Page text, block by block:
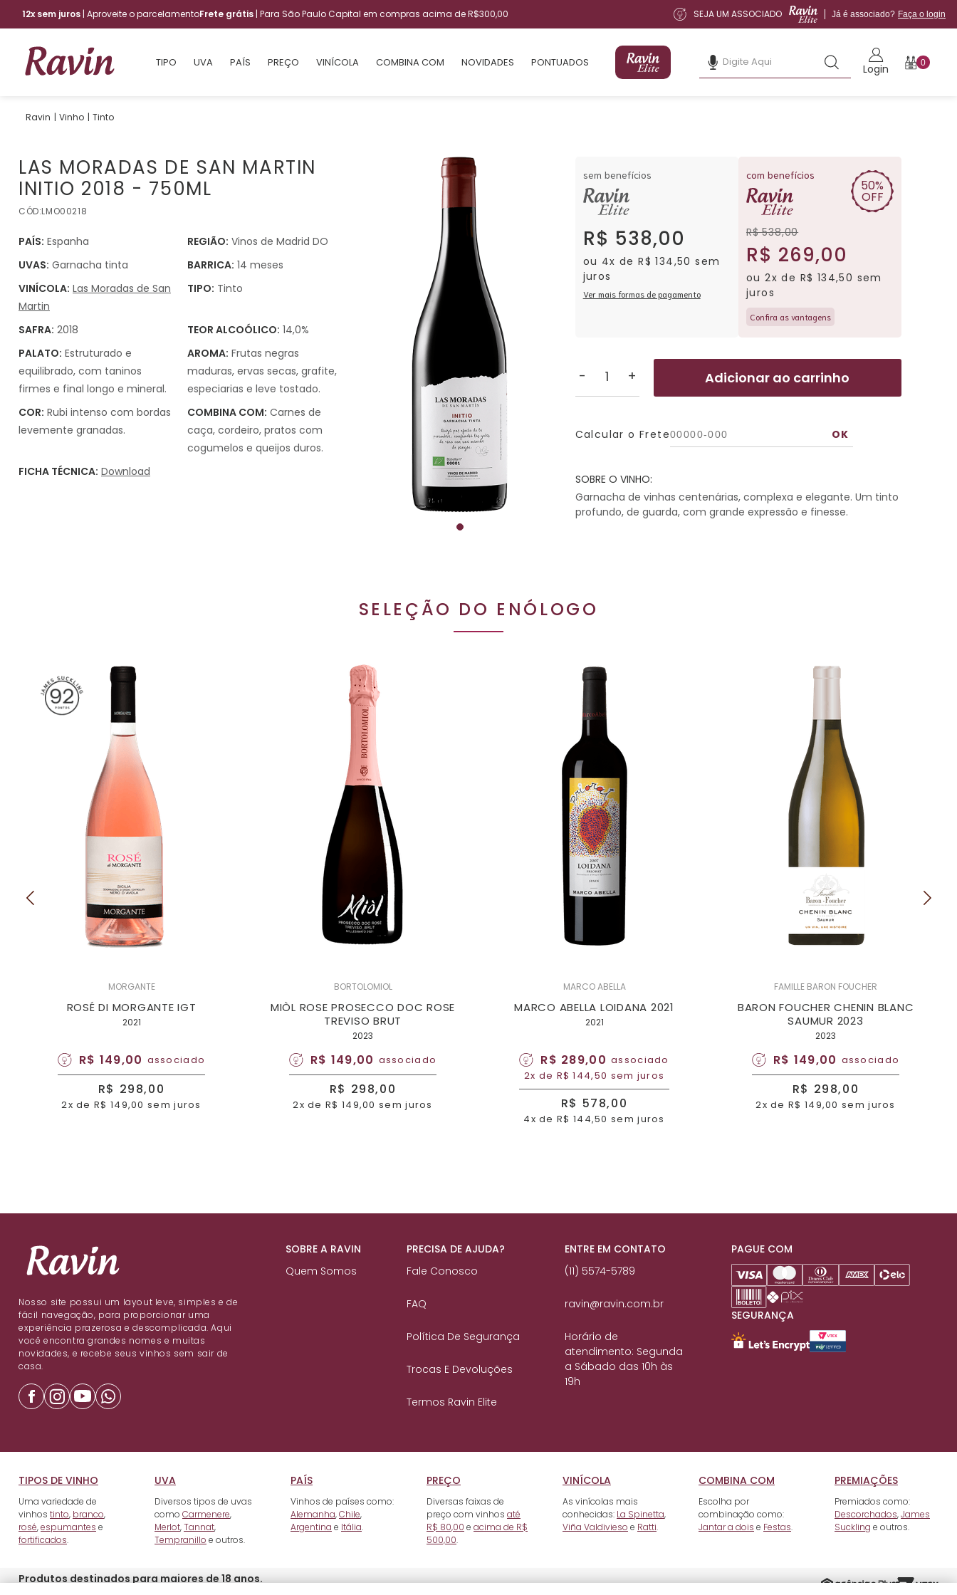
12x sem juros | Aproveite o parcelamentoFrete grátis | Para São Paulo Capital em compras acima de R$300,00 SEJA UM ASSOCIADO Já é associado? Faça o login
TIPO UVA PAÍS PREÇO VINÍCOLA COMBINA COM NOVIDADES PONTUADOS Login 0
Vinho Tinto
LAS MORADAS DE SAN MARTIN
INITIO 2018 - 750ML
CÓD:LMO00218
VINÍCOLA: Las Moradas de San
Martin
PAÍS: Espanha
SAFRA: 2018 TEOR ALCOÓLICO: 14,0%
BARRICA: 14 meses
COR: Rubi intenso com bordas
levemente granadas.
AROMA: Frutas negras
maduras, ervas secas, grafite,
especiarias e leve tostado.
PALATO: Estruturado e
equilibrado, com taninos
firmes e final longo e mineral.
COMBINA COM: Carnes de
caça, cordeiro, pratos com
cogumelos e queijos duros.
UVAS: Garnacha tinta
TIPO: Tinto
REGIÃO: Vinos de Madrid DO
FICHA TÉCNICA: Download
sem benefícios
R$ 538,00
ou 4x de R$ 134,50 sem
juros
Ver mais formas de pagamento
com benefícios
R$ 538,00
R$ 269,00
50%
OFF
ou 2x de R$ 134,50 sem
juros
Confira as vantagens
- + Adicionar ao carrinho
Calcular o Frete
SOBRE O VINHO:
Garnacha de vinhas centenárias, complexa e elegante. Um tinto
profundo, de guarda, com grande expressão e finesse.
SELEÇÃO DO ENÓLOGO
MORGANTE
ROSÉ DI MORGANTE IGT
2021
R$ 149,00 associado
R$ 298,00
2x de R$ 149,00 sem juros
BORTOLOMIOL
MIÒL ROSE PROSECCO DOC ROSE
TREVISO BRUT
2023
R$ 149,00 associado
R$ 298,00
2x de R$ 149,00 sem juros
MARCO ABELLA
MARCO ABELLA LOIDANA 2021
2021
R$ 289,00 associado
2x de R$ 144,50 sem juros
R$ 578,00
4x de R$ 144,50 sem juros
FAMILLE BARON FOUCHER
BARON FOUCHER CHENIN BLANC
SAUMUR 2023
2023
R$ 149,00 associado
R$ 298,00
2x de R$ 149,00 sem juros
Nosso site possui um layout leve, simples e de
fácil navegação, para proporcionar uma
experiência prazerosa e descomplicada. Aqui
você encontra grandes nomes e muitas
novidades, e recebe seus vinhos sem sair de
casa.
SOBRE A RAVIN
Quem Somos
PRECISA DE AJUDA?
Fale Conosco
FAQ
Política De Segurança
Trocas E Devoluções
Termos Ravin Elite
ENTRE EM CONTATO
(11) 5574-5789
ravin@ravin.com.br
Horário de
atendimento: Segunda
a Sábado das 10h às
19h
PAGUE COM
SEGURANÇA
TIPOS DE VINHO
Uma variedade de
vinhos tinto, branco,
rosé,espumantes e
fortificados.
UVA
Diversos tipos de uvas
como Carmenere,
Merlot,Tannat,
Tempranillo e outros.
PAÍS
Vinhos de países como:
Alemanha,Chile,
Argentina e Itália.
PREÇO
Diversas faixas de
preço com vinhos até
R$ 80,00 e acima de R$
500,00.
VINÍCOLA
As vinícolas mais
conhecidas: La Spinetta,
Viña Valdivieso e Ratti.
COMBINA COM
Escolha por
combinação como:
Jantar a dois e Festas.
PREMIAÇÕES
Premiados como:
Descorchados,James
Suckling e outros.
Produtos destinados para maiores de 18 anos.